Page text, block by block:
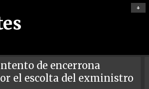
+
de encerrona
el escolta del exministro